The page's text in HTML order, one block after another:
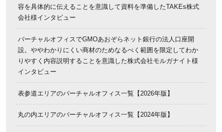
容を具体的に伝えることを意識して資料を準備したTAKEs株式
会社様インタビュー
バーチャルオフィスでGMOあおぞらネット銀行の法人口座開
設。ややわかりにくい商材のためなるべく範囲を限定してわか
りやすく内容説明することを意識した株式会社モルガナイト様
インタビュー
表参道エリアのバーチャルオフィス一覧【2026年版】
丸の内エリアのバーチャルオフィス一覧【2024年版】